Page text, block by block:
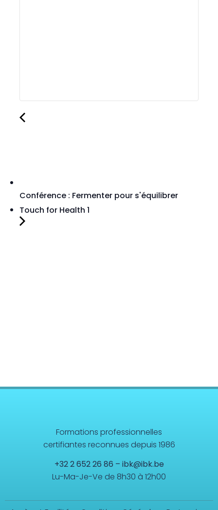
Conférence : Fermenter pour s'équilibrer
Touch for Health 1
Formations professionnelles
certifiantes reconnues depuis 1986
+32 2 652 26 86 – ibk@ibk.be
Lu-Ma-Je-Ve de 8h30 à 12h00